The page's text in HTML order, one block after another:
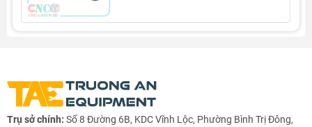
Trụ sở chính: Số 8 Đường 6B, KDC Vĩnh Lộc, Phường Bình Trị Đông,